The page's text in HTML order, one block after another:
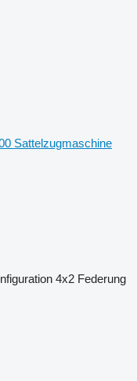
Sattelzugmaschine
4x2 Federung